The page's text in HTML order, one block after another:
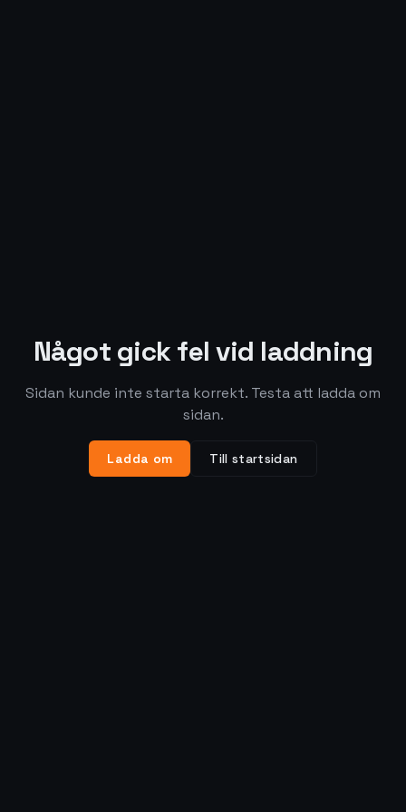
Något gick fel vid laddning
Sidan kunde inte starta korrekt. Testa att ladda om
sidan.
Ladda om Till startsidan